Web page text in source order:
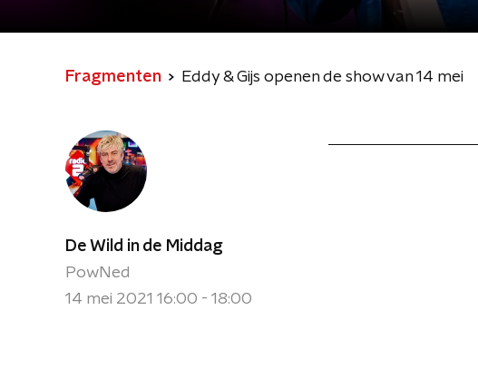
Fragmenten Eddy & Gijs openen de show van 14 mei
De Wild in de Middag
PowNed
14 mei 2021 16:00 - 18:00